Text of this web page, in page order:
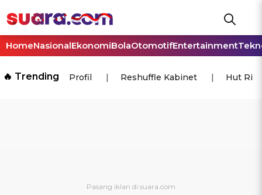
HomeNasionalEkonomiBolaOtomotifEntertainment
🔥 Trending Profil Reshuffle Kabinet Hut Ri